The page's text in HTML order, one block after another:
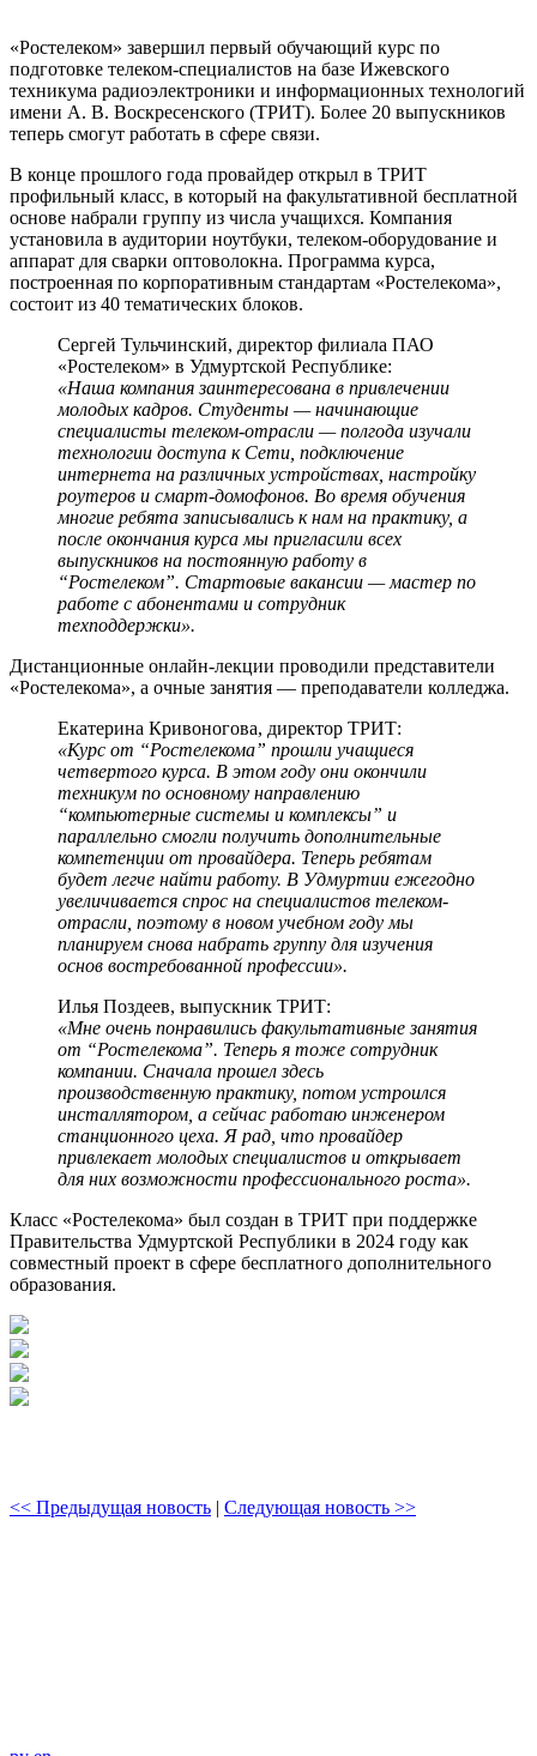
«Ростелеком» завершил первый обучающий курс по
подготовке телеком-специалистов на базе Ижевского
техникума радиоэлектроники и информационных технологий
имени А. В. Воскресенского (ТРИТ). Более 20 выпускников
теперь смогут работать в сфере связи.
В конце прошлого года провайдер открыл в ТРИТ
профильный класс, в который на факультативной бесплатной
основе набрали группу из числа учащихся. Компания
установила в аудитории ноутбуки, телеком-оборудование и
аппарат для сварки оптоволокна. Программа курса,
построенная по корпоративным стандартам «Ростелекома»,
состоит из 40 тематических блоков.
Сергей Тульчинский, директор филиала ПАО
«Ростелеком» в Удмуртской Республике:
«Наша компания заинтересована в привлечении
молодых кадров. Студенты — начинающие
специалисты телеком-отрасли — полгода изучали
технологии доступа к Сети, подключение
интернета на различных устройствах, настройку
роутеров и смарт-домофонов. Во время обучения
многие ребята записывались к нам на практику, а
после окончания курса мы пригласили всех
выпускников на постоянную работу в
“Ростелеком”. Стартовые вакансии — мастер по
работе с абонентами и сотрудник
техподдержки».
Дистанционные онлайн-лекции проводили представители
«Ростелекома», а очные занятия — преподаватели колледжа.
Екатерина Кривоногова, директор ТРИТ:
«Курс от “Ростелекома” прошли учащиеся
четвертого курса. В этом году они окончили
техникум по основному направлению
“компьютерные системы и комплексы” и
параллельно смогли получить дополнительные
компетенции от провайдера. Теперь ребятам
будет легче найти работу. В Удмуртии ежегодно
увеличивается спрос на специалистов телеком-
отрасли, поэтому в новом учебном году мы
планируем снова набрать группу для изучения
основ востребованной профессии».
Илья Поздеев, выпускник ТРИТ:
«Мне очень понравились факультативные занятия
от “Ростелекома”. Теперь я тоже сотрудник
компании. Сначала прошел здесь
производственную практику, потом устроился
инсталлятором, а сейчас работаю инженером
станционного цеха. Я рад, что провайдер
привлекает молодых специалистов и открывает
для них возможности профессионального роста».
Класс «Ростелекома» был создан в ТРИТ при поддержке
Правительства Удмуртской Республики в 2024 году как
совместный проект в сфере бесплатного дополнительного
образования.
<< Предыдущая новость | Следующая новость >>